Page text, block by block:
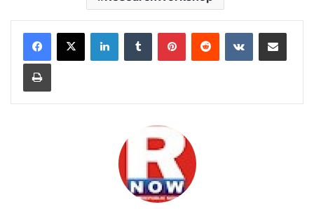
LinkedInTumblr PinterestReddit VKontakteShare via Email
Print